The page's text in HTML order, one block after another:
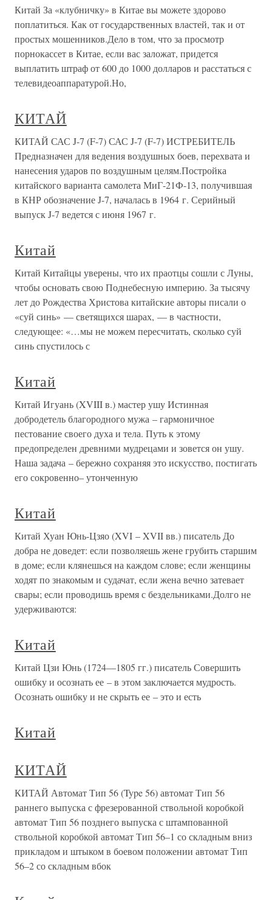
Китай За «клубничку» в Китае вы можете здорово
поплатиться. Как от государственных властей, так и от
простых мошенников.Дело в том, что за просмотр
порнокассет в Китае, если вас заложат, придется
выплатить штраф от 600 до 1000 долларов и расстаться с
телевидеоаппаратурой.Но,
КИТАЙ
КИТАЙ САС J-7 (F-7) САС J-7 (F-7) ИСТРЕБИТЕЛЬ
Предназначен для ведения воздушных боев, перехвата и
нанесения ударов по воздушным целям.Постройка
китайского варианта самолета МиГ-21Ф-13, получившая
в КНР обозначение J-7, началась в 1964 г. Серийный
выпуск J-7 ведется с июня 1967 г.
Китай
Китай Китайцы уверены, что их праотцы сошли с Луны,
чтобы основать свою Поднебесную империю. За тысячу
лет до Рождества Христова китайские авторы писали о
«суй синь» — светящихся шарах, — в частности,
следующее: «…мы не можем пересчитать, сколько суй
синь спустилось с
Китай
Китай Игуань (XVIII в.) мастер ушу Истинная
добродетель благородного мужа – гармоничное
пестование своего духа и тела. Путь к этому
предопределен древними мудрецами и зовется он ушу.
Наша задача – бережно сохраняя это искусство, постигать
его сокровенно– утонченную
Китай
Китай Хуан Юнь-Цзяо (XVI – XVII вв.) писатель До
добра не доведет: если позволяешь жене грубить старшим
в доме; если клянешься на каждом слове; если женщины
ходят по знакомым и судачат, если жена вечно затевает
свары; если проводишь время с бездельниками.Долго не
удерживаются:
Китай
Китай Цзи Юнь (1724—1805 гг.) писатель Совершить
ошибку и осознать ее – в этом заключается мудрость.
Осознать ошибку и не скрыть ее – это и есть
Китай
КИТАЙ
КИТАЙ Автомат Тип 56 (Type 56) автомат Тип 56
раннего выпуска с фрезерованной ствольной коробкой
автомат Тип 56 позднего выпуска с штампованной
ствольной коробкой автомат Тип 56–1 со складным вниз
прикладом и штыком в боевом положении автомат Тип
56–2 со складным вбок